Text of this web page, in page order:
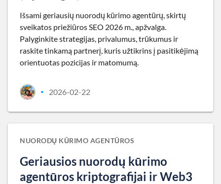
Išsami geriausių nuorodų kūrimo agentūrų, skirtų
sveikatos priežiūros SEO 2026 m., apžvalga.
Palyginkite strategijas, privalumus, trūkumus ir
raskite tinkamą partnerį, kuris užtikrins į pasitikėjimą
orientuotas pozicijas ir matomumą.
• 2026-02-22
NUORODŲ KŪRIMO AGENTŪROS
Geriausios nuorodų kūrimo
agentūros kriptografijai ir Web3